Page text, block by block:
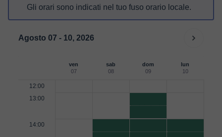
Gli orari sono indicati nel tuo fuso orario locale.
Agosto 07 - 10, 2026
ven
07
sab
08
dom
09
lun
10
12:00
13:00
14:00